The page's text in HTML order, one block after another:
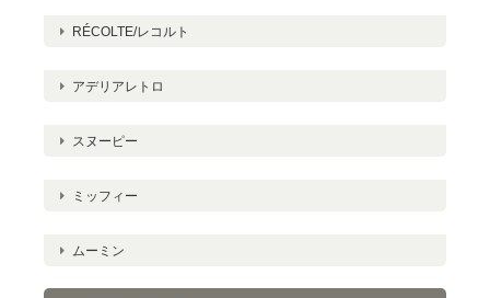
RÉCOLTE/レコルト
アデリアレトロ
スヌーピー
ミッフィー
ムーミン